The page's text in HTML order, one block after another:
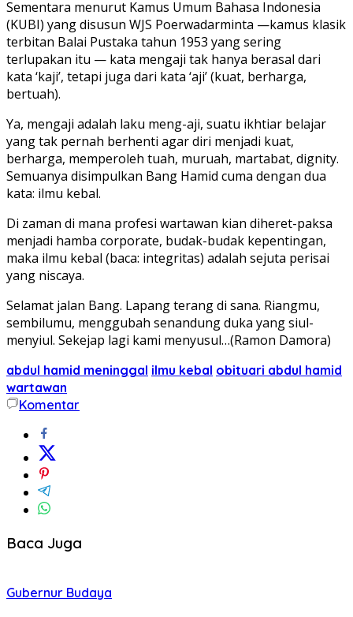
Sementara menurut Kamus Umum Bahasa Indonesia
(KUBI) yang disusun WJS Poerwadarminta —kamus klasik
terbitan Balai Pustaka tahun 1953 yang sering
terlupakan itu — kata mengaji tak hanya berasal dari
kata ‘kaji’, tetapi juga dari kata ‘aji’ (kuat, berharga,
bertuah).
Ya, mengaji adalah laku meng-aji, suatu ikhtiar belajar
yang tak pernah berhenti agar diri menjadi kuat,
berharga, memperoleh tuah, muruah, martabat, dignity.
Semuanya disimpulkan Bang Hamid cuma dengan dua
kata: ilmu kebal.
Di zaman di mana profesi wartawan kian diheret-paksa
menjadi hamba corporate, budak-budak kepentingan,
maka ilmu kebal (baca: integritas) adalah sejuta perisai
yang niscaya.
Selamat jalan Bang. Lapang terang di sana. Riangmu,
sembilumu, menggubah senandung duka yang siul-
menyiul. Sekejap lagi kami menyusul…(Ramon Damora)
abdul hamid meninggal ilmu kebal obituari abdul hamid
wartawan
Komentar
Baca Juga
Gubernur Budaya